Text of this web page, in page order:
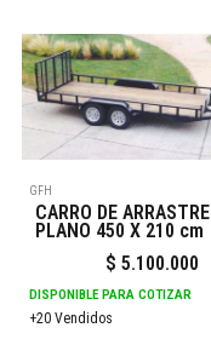
GFH
CARRO DE ARRASTRE
PLANO 450 X 210 cm
$5.100.000
DISPONIBLE PARA COTIZAR
+20 Vendidos